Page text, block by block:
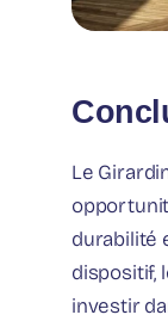
Le
durabilité
dispositif,
investir